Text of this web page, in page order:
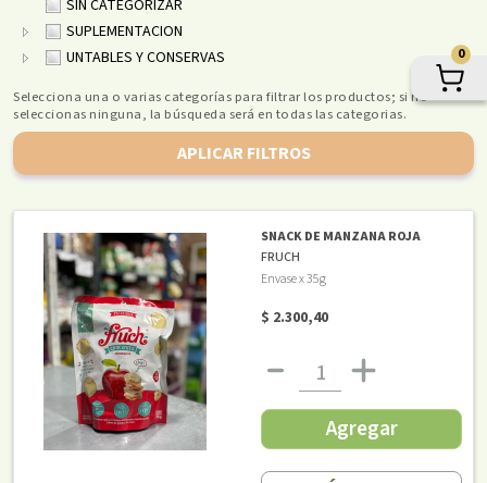
SIN CATEGORIZAR
SUPLEMENTACION
UNTABLES Y CONSERVAS
Selecciona una o varias categorías para filtrar los productos; si no
seleccionas ninguna, la búsqueda será en todas las categorias.
APLICAR FILTROS
SNACK DE MANZANA ROJA
FRUCH
Envase x 35g
$ 2.300,40
Agregar
0